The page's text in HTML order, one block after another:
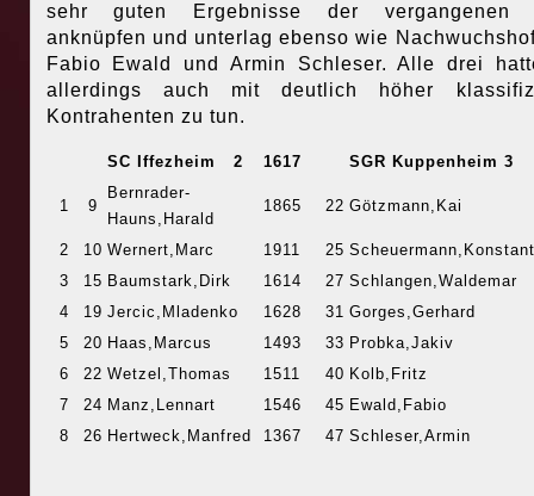
sehr guten Ergebnisse der vergangenen
anknüpfen und unterlag ebenso wie
Fabio Ewald und Armin Schleser. Alle drei
allerdings auch mit deutlich höher
Kontrahenten zu tun.
SC Iffezheim 2 1617 SGR Kuppenheim 3
1 9
Bernrader-
Hauns,Harald
1865 22 Götzmann,Kai
2 10 Wernert,Marc 1911 25
3
15 Baumstark,Dirk 1614 27 Schlangen,Waldemar
4
19 Jercic,Mladenko 1628 31 Gorges,Gerhard
5
20 Haas,Marcus 1493 33 Probka,Jakiv
6
22 Wetzel,Thomas 1511 40 Kolb,Fritz
7
24 Manz,Lennart 1546 45 Ewald,Fabio
8
26 Hertweck,Manfred 1367 47 Schleser,Armin